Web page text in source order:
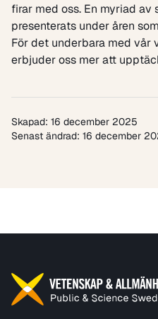
firar med oss. En myriad av
presenterats under åren
För det underbara med vår
erbjuder oss mer att
Skapad: 16 december 2025
Senast ändrad: 16 december